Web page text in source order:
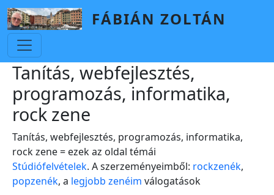
Skip to main content
FÁBIÁN ZOLTÁN
Tanítás, webfejlesztés,
programozás, informatika,
rock zene
Tanítás, webfejlesztés, programozás, informatika,
rock zene = ezek az oldal témái
Stúdiófelvételek. A szerzeményeimből: rockzenék,
popzenék, a legjobb zenéim válogatások